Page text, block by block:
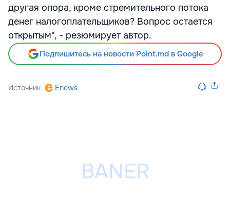
другая опора, кроме стремительного потока
денег налогоплательщиков? Вопрос остается
открытым", - резюмирует автор.
Подпишитесь на новости Point.md в Google
Источник Enews